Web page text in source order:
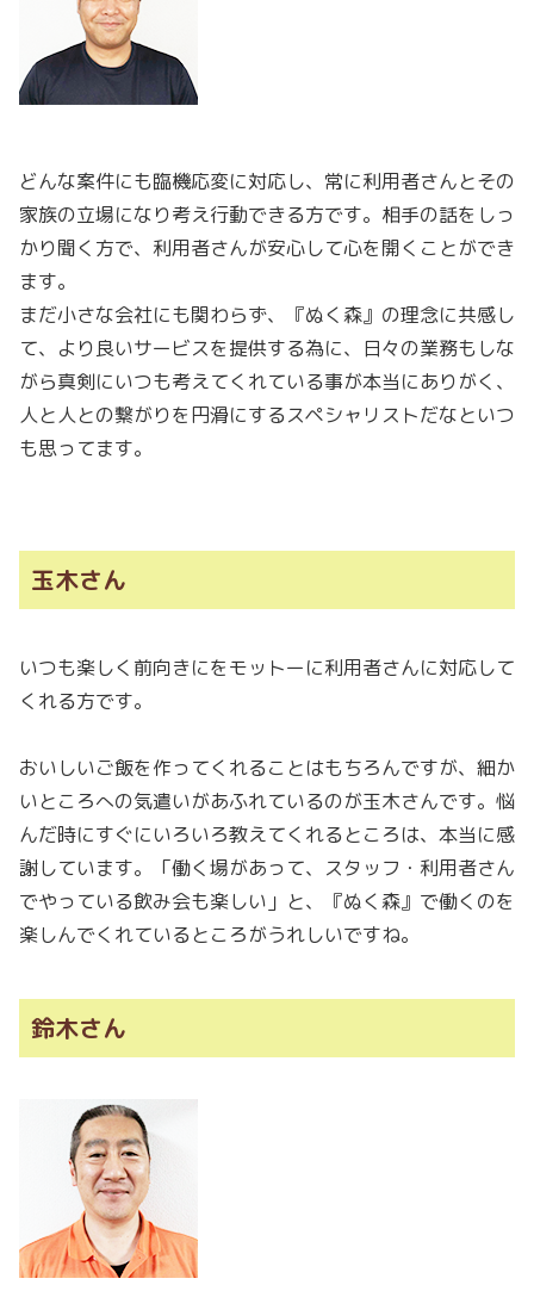
どんな案件にも臨機応変に対応し、常に利用者さんとその
家族の立場になり考え行動できる方です。相手の話をしっ
かり聞く方で、利用者さんが安心して心を開くことができ
ます。
まだ小さな会社にも関わらず、『ぬく森』の理念に共感し
て、より良いサービスを提供する為に、日々の業務もしな
がら真剣にいつも考えてくれている事が本当にありがく、
人と人との繋がりを円滑にするスペシャリストだなといつ
も思ってます。
玉木さん
いつも楽しく前向きにをモットーに利用者さんに対応して
くれる方です。
おいしいご飯を作ってくれることはもちろんですが、細か
いところへの気遣いがあふれているのが玉木さんです。悩
んだ時にすぐにいろいろ教えてくれるところは、本当に感
謝しています。「働く場があって、スタッフ・利用者さん
でやっている飲み会も楽しい」と、『ぬく森』で働くのを
楽しんでくれているところがうれしいですね。
鈴木さん